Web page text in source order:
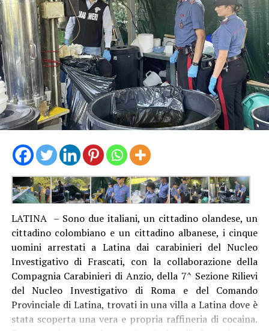
LATINA – Sono due italiani, un cittadino olandese, un
cittadino colombiano e un cittadino albanese, i cinque
uomini arrestati a Latina dai carabinieri del Nucleo
Investigativo di Frascati, con la collaborazione della
Compagnia Carabinieri di Anzio, della 7^ Sezione Rilievi
del Nucleo Investigativo di Roma e del Comando
Provinciale di Latina, trovati in una villa a Latina dove è
stata scoperta una vera e propria raffineria di cocaina.